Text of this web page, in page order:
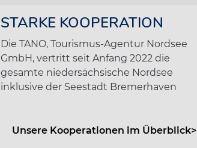
STARKE KOOPERATION
Die TANO, Tourismus-Agentur Nordsee
GmbH, vertritt seit Anfang 2022 die
gesamte niedersächsische Nordsee
inklusive der Seestadt Bremerhaven
Unsere Kooperationen im Überblick>